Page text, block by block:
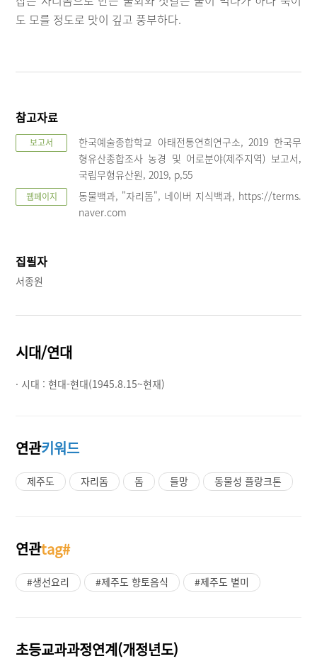
도 모를 정도로 맛이 깊고 풍부하다.
참고자료
보고서
한국예술종합학교 아태전통연희연구소, 2019 한국무
형유산종합조사 농경 및 어로분야(제주지역) 보고서,
국립무형유산원, 2019, p,55
웹페이지
동물백과, "자리돔", 네이버 지식백과, https://terms.
naver.com
집필자
서종원
시대/연대
· 시대 :현대-현대(1945.8.15~현재)
연관키워드
제주도 자리돔 돔 들망 동물성 플랑크톤
연관tag#
#생선요리 #제주도 향토음식 #제주도 별미
초등교과과정연계(개정년도)